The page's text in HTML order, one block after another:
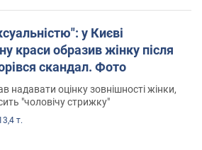
у Києві
краси образив жінку після
скандал. Фото
надавати оцінку зовнішності жінки,
"чоловічу стрижку"
т.